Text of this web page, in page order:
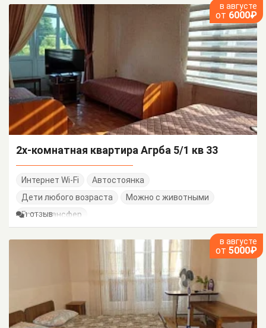
в августе
от 6000₽
2х-комнатная квартира Агрба 5/1 кв 33
Интернет Wi-Fi
Автостоянка
Дети любого возраста
Можно с животными
Есть трансфер
1 ОТЗЫВ
в августе
от 5000₽